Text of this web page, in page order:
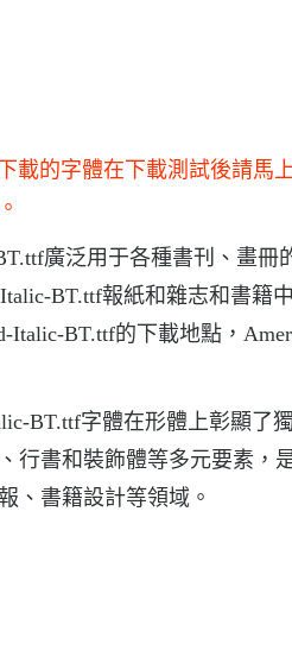
載的字體在下載測試後請馬
廣泛用于各種書刊、畫冊
BT.ttf報紙和雜志和書籍
Italic-BT.ttf的下載地點，
BT.ttf字體在形體上彰顯了
行書和裝飾體等多元要素，
、書籍設計等領域。